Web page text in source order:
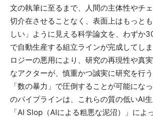
文の執筆に至るまで、人間の主体性やチ
切介在させることなく、表面上はもっと
しい」ように見える科学論文を、わずか
で自動生産する組立ラインが完成してし
ロジーの悪用により、研究の再現性や真
なアクターが、慎重かつ誠実に研究を行
「数の暴力」で圧倒することが可能にな
のパイプラインは、これらの質の低いAI
「AI Slop（AIによる粗悪な泥沼）」によ